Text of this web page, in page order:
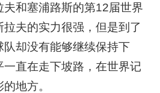
和塞浦路斯的第12届世界
夫的实力很强，但是到了
队却没有能够继续保持下
直在走下坡路，在世界记
地方。